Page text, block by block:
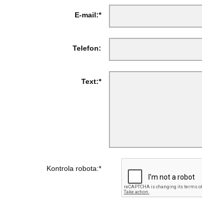
E-mail:*
Telefon:
Text:*
Kontrola robota:*